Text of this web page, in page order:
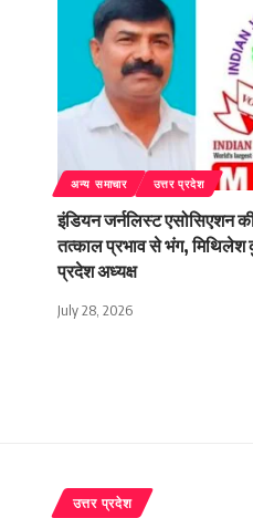
अन्य समाचार उत्तर प्रदेश
इंडियन जर्नलिस्ट एसोसिएशन
तत्काल प्रभाव से भंग, मिथिलेश
प्रदेश अध्यक्ष
July 28, 2026
उत्तर प्रदेश